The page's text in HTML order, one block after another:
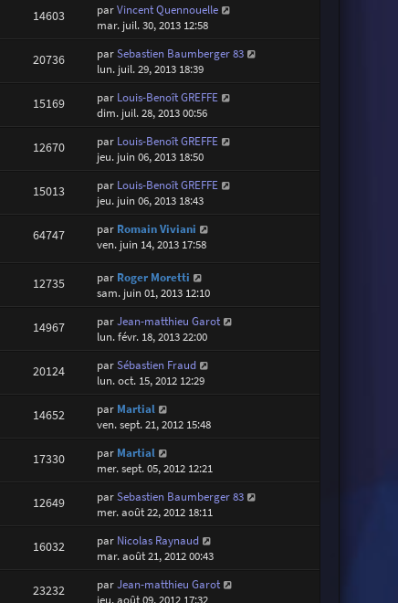
14603 parVincent Quennouelle
mar. juil. 30, 2013 12:58
20736 parSebastien Baumberger 83
lun. juil. 29, 2013 18:39
15169 par Louis-Benoît GREFFE
dim. juil. 28, 2013 00:56
12670 par Louis-Benoît GREFFE
jeu. juin 06, 2013 18:50
15013 par Louis-Benoît GREFFE
jeu. juin 06, 2013 18:43
64747 par Romain Viviani
ven. juin 14, 2013 17:58
12735 par Roger Moretti
sam. juin 01, 2013 12:10
14967 parJean-matthieu Garot
lun. févr. 18, 2013 22:00
20124 parSébastien Fraud
lun. oct. 15, 2012 12:29
14652 par Martial
ven. sept. 21, 2012 15:48
17330 par Martial
mer. sept. 05, 2012 12:21
12649 parSebastien Baumberger 83
mer. août 22, 2012 18:11
16032 par Nicolas Raynaud
mar. août 21, 2012 00:43
23232 parJean-matthieu Garot
jeu. août 09, 2012 17:32